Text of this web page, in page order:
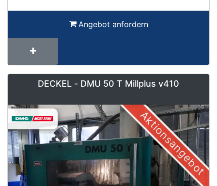
Angebot anfordern
DECKEL - DMU 50 T Millplus v410
Aktionsangebot